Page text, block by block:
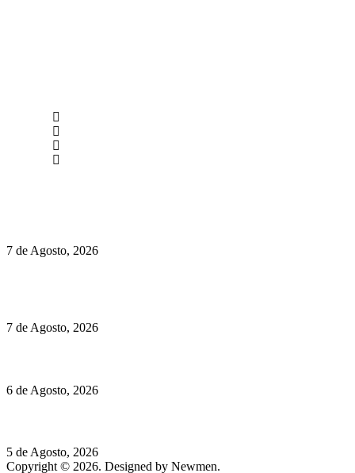
7 de Agosto, 2026
7 de Agosto, 2026
6 de Agosto, 2026
5 de Agosto, 2026
Copyright © 2026. Designed by Newmen.